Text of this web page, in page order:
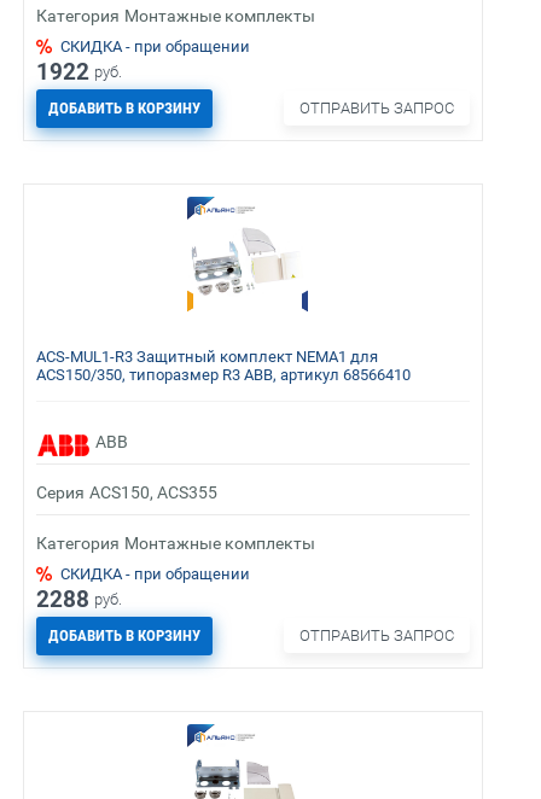
Категория Монтажные комплекты
СКИДКА - при обращении
1922 руб.
ДОБАВИТЬ В КОРЗИНУ ОТПРАВИТЬ ЗАПРОС
ACS-MUL1-R3 Защитный комплект NEMA1 для
ACS150/350, типоразмер R3 ABB, артикул 68566410
ABB
Серия ACS150, ACS355
Категория Монтажные комплекты
СКИДКА - при обращении
2288 руб.
ДОБАВИТЬ В КОРЗИНУ ОТПРАВИТЬ ЗАПРОС